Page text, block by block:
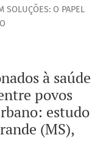
SOLUÇÕES: O PAPEL
à saúde
povos
estudo
(MS),